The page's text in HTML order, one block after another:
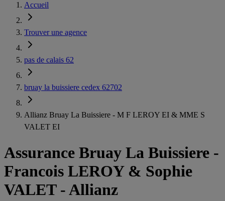
Accueil
Trouver une agence
pas de calais 62
bruay la buissiere cedex 62702
Allianz Bruay La Buissiere - M F LEROY EI & MME S
VALET EI
Assurance Bruay La Buissiere -
Francois LEROY & Sophie
VALET - Allianz